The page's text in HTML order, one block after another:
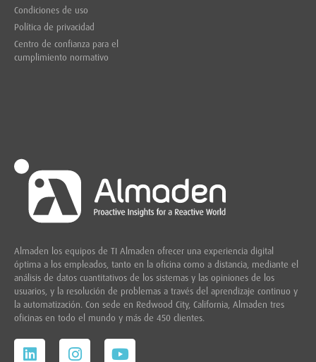
Almaden los equipos de TI Almaden ofrecer una experiencia digital
óptima a los empleados, tanto en la oficina como a distancia, mediante el
análisis de datos cuantitativos de los sistemas y las opiniones de los
usuarios, y la resolución de problemas a través del aprendizaje continuo y
la automatización. Con sede en Redwood City, California, Almaden tres
oficinas en todo el mundo y más de 450 clientes.
Condiciones de uso
Política de privacidad
Centro de confianza para el
cumplimiento normativo